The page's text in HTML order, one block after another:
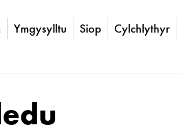
Ymgysylltu Siop Cylchlythyr